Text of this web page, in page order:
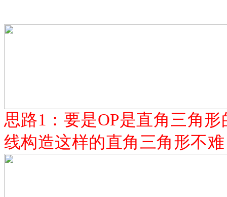
思路1：要是OP是直角三角
线构造这样的直角三角形不